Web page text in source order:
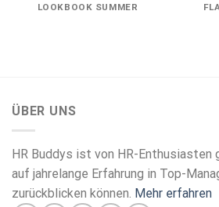
LOOKBOOK SUMMER
ÜBER UNS
HR Buddys ist von HR-Enthusiasten
auf jahrelange Erfahrung in Top-
zurückblicken können. Mehr erfahren